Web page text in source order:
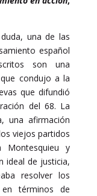
una de las
español
son una
condujo a la
que difundió
del 68. La
una afirmación
viejos partidos
Montesquieu y
ideal de justicia,
resolver los
términos de